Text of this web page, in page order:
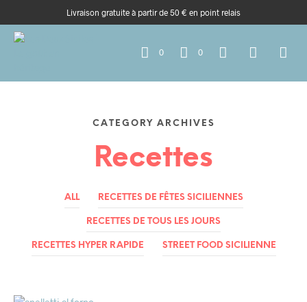
Livraison gratuite à partir de 50 € en point relais
0 0
CATEGORY ARCHIVES
Recettes
ALL RECETTES DE FÊTES SICILIENNES
RECETTES DE TOUS LES JOURS
RECETTES HYPER RAPIDE STREET FOOD SICILIENNE